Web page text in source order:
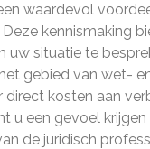
waardevol
Deze kennismaking
uw situatie te
gebied van wet-
direct kosten aan
u een gevoel
de juridisch